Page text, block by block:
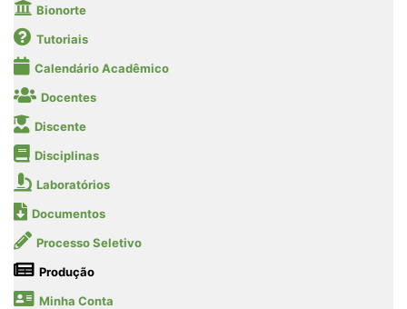
Bionorte
Tutoriais
Calendário Acadêmico
Docentes
Discente
Disciplinas
Laboratórios
Documentos
Processo Seletivo
Produção
Minha Conta